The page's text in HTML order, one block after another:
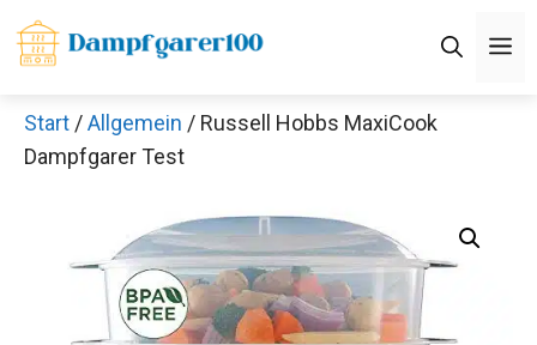
Zum
Inhalt
Start /Allgemein / Russell Hobbs MaxiCook
Dampfgarer Test